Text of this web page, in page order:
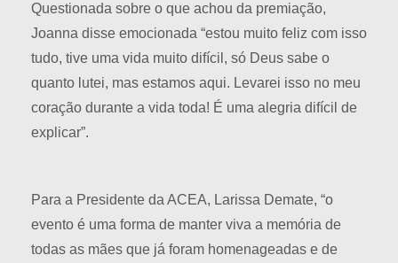
Questionada sobre o que achou da premiação,
Joanna disse emocionada “estou muito feliz com isso
tudo, tive uma vida muito difícil, só Deus sabe o
quanto lutei, mas estamos aqui. Levarei isso no meu
coração durante a vida toda! É uma alegria difícil de
explicar”.
Para a Presidente da ACEA, Larissa Demate, “o
evento é uma forma de manter viva a memória de
todas as mães que já foram homenageadas e de